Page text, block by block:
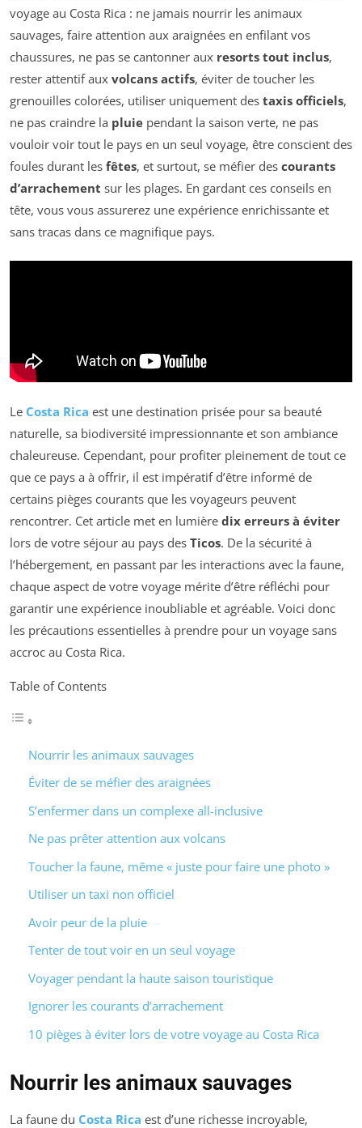
voyage au Costa Rica : ne jamais nourrir les animaux
sauvages, faire attention aux araignées en enfilant vos
chaussures, ne pas se cantonner aux resorts tout inclus,
rester attentif aux volcans actifs, éviter de toucher les
grenouilles colorées, utiliser uniquement des taxis officiels,
ne pas craindre la pluie pendant la saison verte, ne pas
vouloir voir tout le pays en un seul voyage, être conscient des
foules durant les fêtes, et surtout, se méfier des courants
d’arrachement sur les plages. En gardant ces conseils en
tête, vous vous assurerez une expérience enrichissante et
sans tracas dans ce magnifique pays.
Le Costa Rica est une destination prisée pour sa beauté
naturelle, sa biodiversité impressionnante et son ambiance
chaleureuse. Cependant, pour profiter pleinement de tout ce
que ce pays a à offrir, il est impératif d’être informé de
certains pièges courants que les voyageurs peuvent
rencontrer. Cet article met en lumière dix erreurs à éviter
lors de votre séjour au pays des Ticos. De la sécurité à
l’hébergement, en passant par les interactions avec la faune,
chaque aspect de votre voyage mérite d’être réfléchi pour
garantir une expérience inoubliable et agréable. Voici donc
les précautions essentielles à prendre pour un voyage sans
accroc au Costa Rica.
Table of Contents
Nourrir les animaux sauvages
Éviter de se méfier des araignées
S’enfermer dans un complexe all-inclusive
Ne pas prêter attention aux volcans
Toucher la faune, même « juste pour faire une photo »
Utiliser un taxi non officiel
Avoir peur de la pluie
Tenter de tout voir en un seul voyage
Voyager pendant la haute saison touristique
Ignorer les courants d’arrachement
10 pièges à éviter lors de votre voyage au Costa Rica
Nourrir les animaux sauvages
La faune du Costa Rica est d’une richesse incroyable,